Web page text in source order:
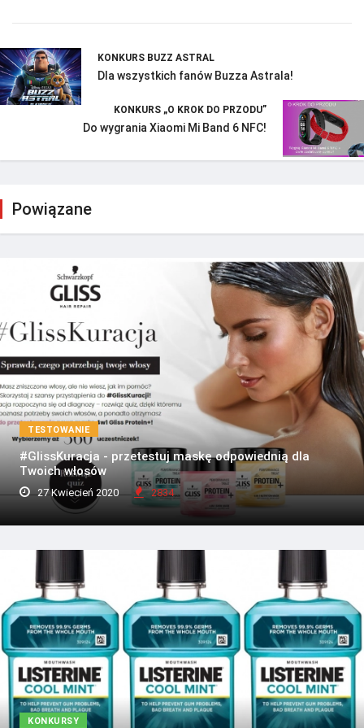
KONKURS BUZZ ASTRAL
Dla wszystkich fanów Buzza Astrala!
KONKURS „O KROK DO PRZODU”
Do wygrania Xiaomi Mi Band 6 NFC!
Powiązane
TESTOWANIE
#GlissKuracja - przetestuj maskę odpowiednią dla
Twoich włosów
27 Kwiecień 2020 2834
KONKURSY